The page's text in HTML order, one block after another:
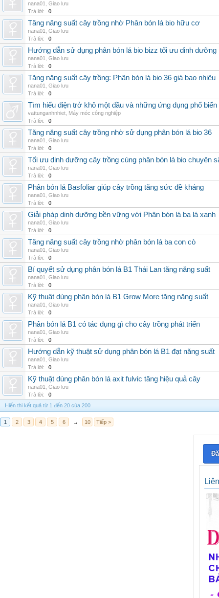
nana01
Giao lưu
Trả lời:
0
Tăng năng suất cây trồng nhờ Phân bón lá bio hữu cơ
nana01
Giao lưu
Trả lời:
0
Hướng dẫn sử dụng phân bón lá bio bizz tối ưu dinh dưỡng
nana01
Giao lưu
Trả lời:
0
Tăng năng suất cây trồng: Phân bón lá bio 36 giá bao nhiêu
nana01
Giao lưu
Trả lời:
0
Tìm hiểu điện trở khô một đầu và những ứng dụng phổ
vattunganhnhiet Máy móc công nghiệp
Trả lời:
0
Tăng năng suất cây trồng nhờ sử dụng phân bón lá bio 36
nana01
Giao lưu
Trả lời:
0
Tối ưu dinh dưỡng cây trồng cùng phân bón lá bio chuyên
nana01
Giao lưu
Trả lời:
0
Phân bón lá Basfoliar giúp cây trồng tăng sức đề kháng
nana01
Giao lưu
Trả lời:
0
Giải pháp dinh dưỡng bền vững với Phân bón lá ba lá xanh
nana01
Giao lưu
Trả lời:
0
Tăng năng suất cây trồng nhờ phân bón lá ba con cò
nana01
Giao lưu
Trả lời:
0
Bí quyết sử dụng phân bón lá B1 Thái Lan tăng năng suất
nana01
Giao lưu
Trả lời:
0
Kỹ thuật dùng phân bón lá B1 Grow More tăng năng suất
nana01
Giao lưu
Trả lời:
0
Phân bón lá B1 có tác dụng gì cho cây trồng phát triển
nana01
Giao lưu
Trả lời:
0
Hướng dẫn kỹ thuật sử dụng phân bón lá B1 đạt năng suất
nana01
Giao lưu
Trả lời:
0
Kỹ thuật dùng phân bón lá axit fulvic tăng hiệu quả cây
nana01
Giao lưu
Trả lời:
0
Hiển thị kết quả từ 1 đến 20 của 200
1 2 3 4 5 6 → 10 Tiếp >